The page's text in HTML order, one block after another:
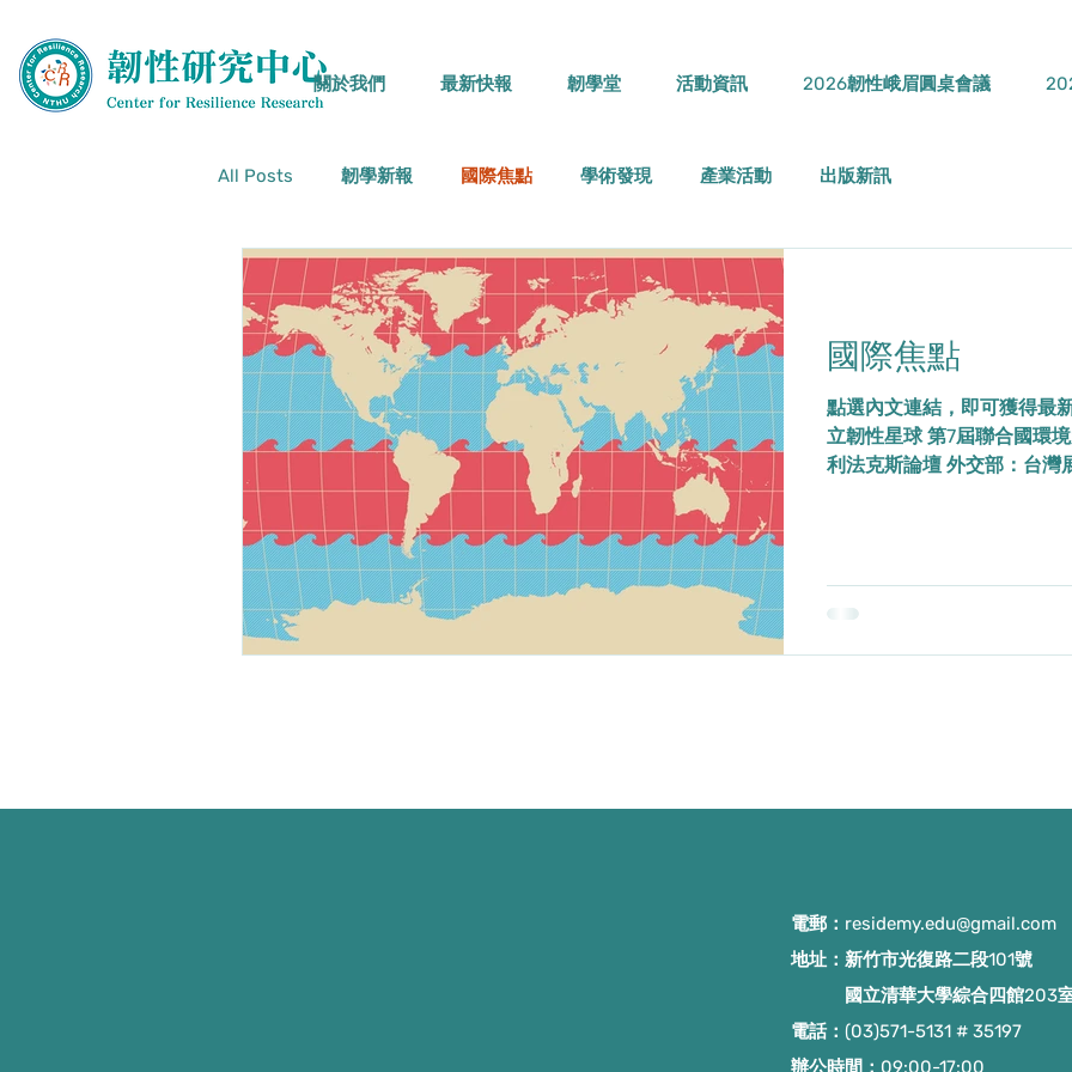
關於我們 最新快報 韌學堂 活動資訊 2026韌性峨眉圓桌會議
All Posts 韌學新報 國際焦點 學術發現 產業活動 出版新訊
國際焦點
點選內文連結，即可獲得最
立韌性星球 第7屆聯合國環
利法克斯論壇 外交部：台灣
英文柏林演說：願與世界分
美關稅下歐洲企業逆勢獲利
典 2025-08-11 2025 台北
電郵： residemy.edu@gmail.com
地址：新竹市光復路二段101號
國立清華大學綜合四館203
電話：(03)571-5131 # 35197
​辦公時間：09:00-17:00